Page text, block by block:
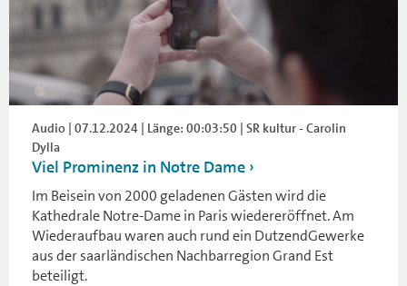
Audio | 07.12.2024 | Länge: 00:03:50 | SR kultur - Carolin
Dylla
Viel Prominenz in Notre Dame
Im Beisein von 2000 geladenen Gästen wird die
Kathedrale Notre-Dame in Paris wiedereröffnet. Am
Wiederaufbau waren auch rund ein DutzendGewerke
aus der saarländischen Nachbarregion Grand Est
beteiligt.